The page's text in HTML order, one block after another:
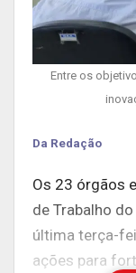
Entre os
Da Redação
Os 23 órgãos
de Trabalho
última terça-
ações para